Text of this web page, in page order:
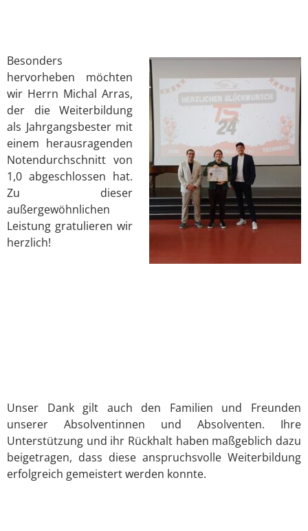
Besonders
hervorheben möchten
wir Herrn Michal Arras,
der die Weiterbildung
als Jahrgangsbester mit
einem herausragenden
Notendurchschnitt von
1,0 abgeschlossen hat.
Zu dieser
außergewöhnlichen
Leistung gratulieren wir
herzlich!
Unser Dank gilt auch den Familien und Freunden
unserer Absolventinnen und Absolventen. Ihre
Unterstützung und ihr Rückhalt haben maßgeblich dazu
beigetragen, dass diese anspruchsvolle Weiterbildung
erfolgreich gemeistert werden konnte.